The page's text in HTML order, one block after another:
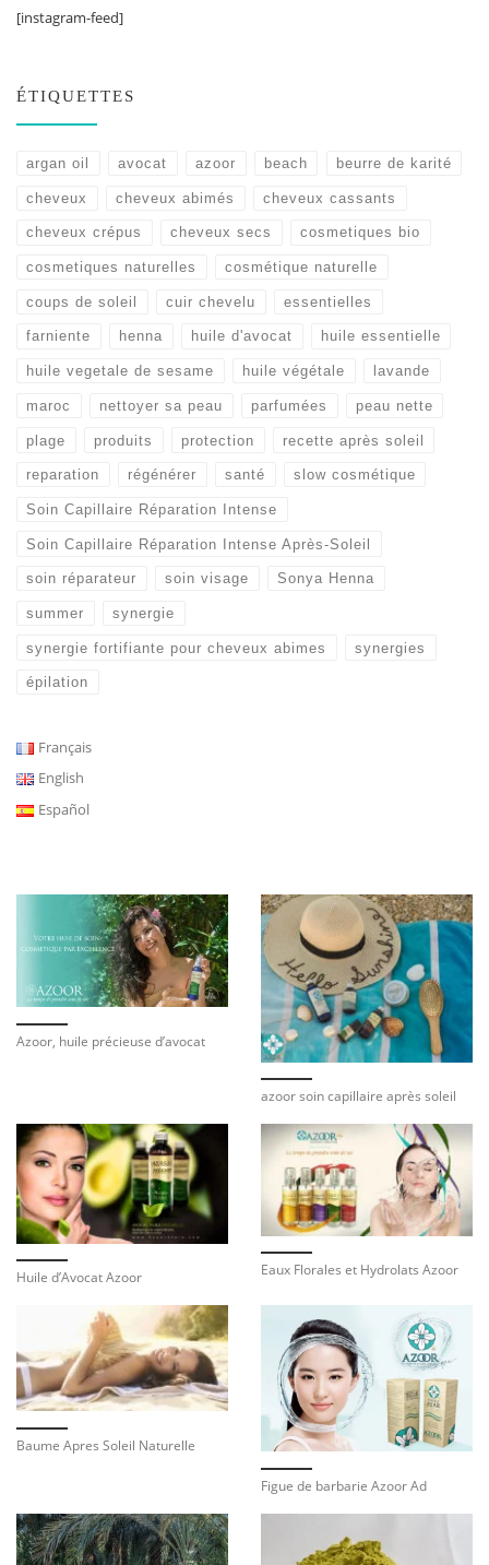
[instagram-feed]
ÉTIQUETTES
argan oil avocat azoor beach beurre de karité
cheveux cheveux abimés cheveux cassants
cheveux crépus cheveux secs cosmetiques bio
cosmetiques naturelles cosmétique naturelle
coups de soleil cuir chevelu essentielles
farniente henna huile d'avocat huile essentielle
huile vegetale de sesame huile végétale lavande
maroc nettoyer sa peau parfumées peau nette
plage produits protection recette après soleil
reparation régénérer santé slow cosmétique
Soin Capillaire Réparation Intense
Soin Capillaire Réparation Intense Après-Soleil
soin réparateur soin visage Sonya Henna
summer synergie
synergie fortifiante pour cheveux abimes synergies
épilation
Français
English
Español
Azoor, huile précieuse d’avocat
azoor soin capillaire après soleil
Huile d’Avocat Azoor Eaux Florales et Hydrolats Azoor
Baume Apres Soleil Naturelle
Figue de barbarie Azoor Ad